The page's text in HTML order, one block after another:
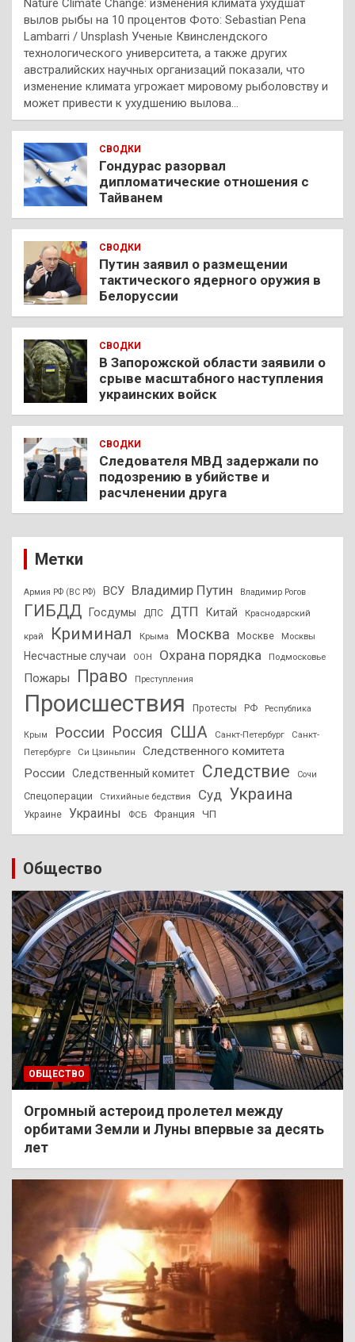
Nature Climate Change: изменения климата ухудшат
вылов рыбы на 10 процентов Фото: Sebastian Pena
Lambarri / Unsplash Ученые Квинслендского
технологического университета, а также других
австралийских научных организаций показали, что
изменение климата угрожает мировому рыболовству и
может привести к ухудшению вылова…
СВОДКИ
Гондурас разорвал
дипломатические отношения с
Тайванем
СВОДКИ
Путин заявил о размещении
тактического ядерного оружия в
Белоруссии
СВОДКИ
В Запорожской области заявили о
срыве масштабного наступления
украинских войск
СВОДКИ
Следователя МВД задержали по
подозрению в убийстве и
расчленении друга
Метки
Армия РФ (ВС РФ) ВСУ Владимир Путин Владимир Рогов
ГИБДД Госдумы ДПС ДТП Китай Краснодарский
край Криминал Крыма Москва Москве Москвы
Несчастные случаи ООН Охрана порядка Подмосковье
Пожары Право Преступления
Происшествия Протесты РФ Республика
Крым России Россия США Санкт-Петербург
Санкт-
Петербурге
Си Цзиньпин
Следственного комитета
России
Следственный комитет Следствие Сочи
Спецоперации Стихийные бедствия Суд Украина
Украине Украины ФСБ Франция ЧП
Общество
ОБЩЕСТВО
Огромный астероид пролетел между
орбитами Земли и Луны впервые за десять
лет